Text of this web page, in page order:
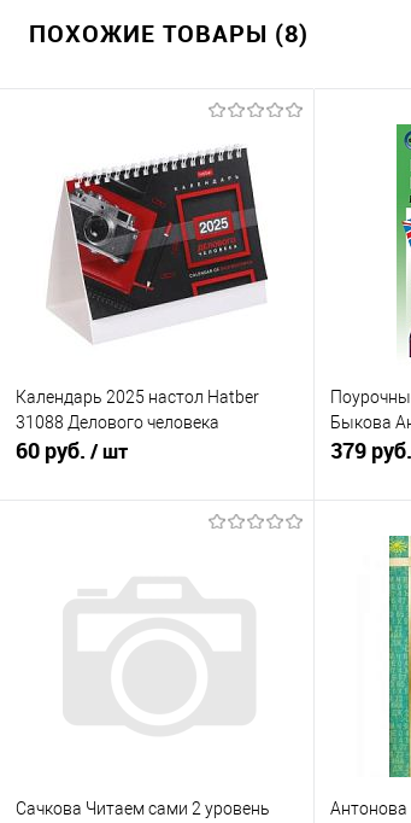
ПОХОЖИЕ ТОВАРЫ (8)
Календарь 2025 настол Hatber
31088 Делового человека
60 руб. / шт
Купить в 1 клик
К сравнению
В избранное
Недоступно
Быкова
379 руб.
В
Сачкова Читаем сами 2 уровень